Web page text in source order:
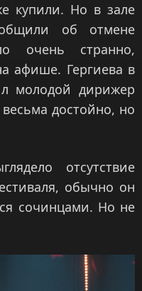
купили. Но в зале
об отмене
очень странно,
афише. Гергиева в
молодой дирижер
достойно, но
отсутствие
обычно он
сочинцами. Но не